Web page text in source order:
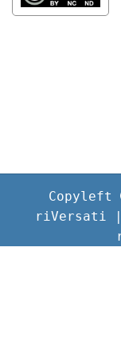
Copyleft
riVersati |